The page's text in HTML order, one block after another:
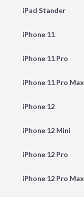
iPad Stander
iPhone 11
iPhone 11 Pro
iPhone 11 Pro Max
iPhone 12
iPhone 12 Mini
iPhone 12 Pro
iPhone 12 Pro Max